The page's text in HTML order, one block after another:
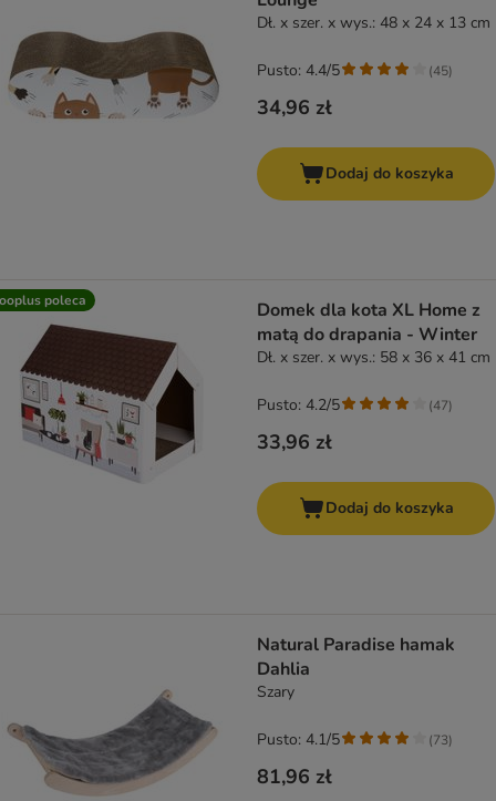
Dł. x szer. x wys.: 48 x 24 x 13 cm
34,96 zł
Pusto: 4.4/5 (45)
Dodaj do koszyka
poleca
Domek dla kota XL Home z
matą do drapania - Winter
Dł. x szer. x wys.: 58 x 36 x 41 cm
33,96 zł
Pusto: 4.2/5 (47)
Dodaj do koszyka
Natural Paradise hamak
Dahlia
Szary
81,96 zł
Pusto: 4.1/5 (73)